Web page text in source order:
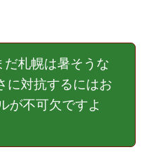
だ札幌は暑そうな
に対抗するにはお
が不可欠ですよ